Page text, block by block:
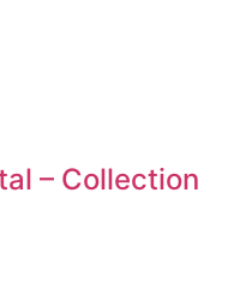
– Collection